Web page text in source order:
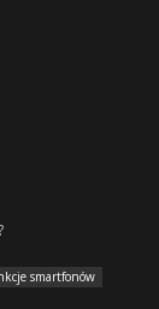
smartfonów